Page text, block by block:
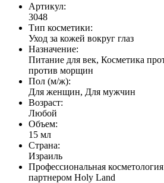
Артикул:
3048
Тип косметики:
Уход за кожей вокруг глаз
Назначение:
Питание для век, Косметика
против морщин
Пол (м/ж):
Для женщин, Для мужчин
Возраст:
Любой
Объем:
15 мл
Страна:
Израиль
Профессиональная
партнером Holy Land